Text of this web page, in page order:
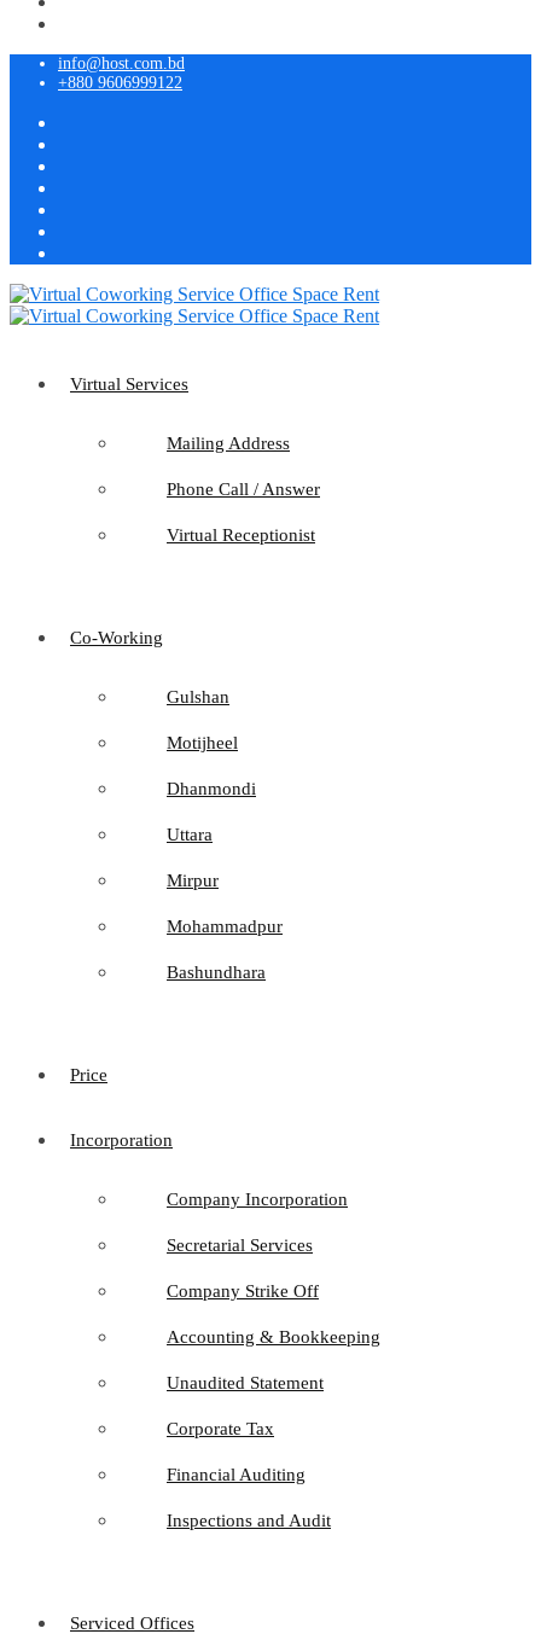
info@host.com.bd
+880 9606999122
Virtual Services
Mailing Address
Phone Call / Answer
Virtual Receptionist
Co-Working
Gulshan
Motijheel
Dhanmondi
Uttara
Mirpur
Mohammadpur
Bashundhara
Price
Incorporation
Company Incorporation
Secretarial Services
Company Strike Off
Accounting & Bookkeeping
Unaudited Statement
Corporate Tax
Financial Auditing
Inspections and Audit
Serviced Offices